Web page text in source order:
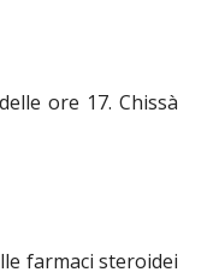
ore 17. Chissà
farmaci steroidei